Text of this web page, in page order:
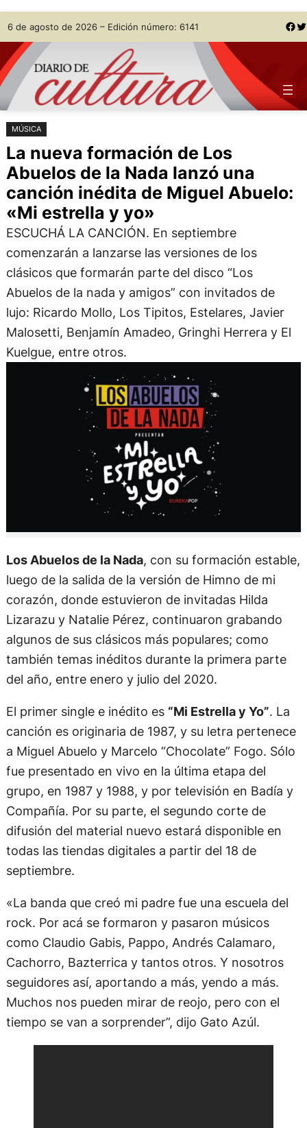
Saltar
al
contenido
Skip
to
content
6 de agosto de 2026 – Edición número: 6141 Facebook Twitter
MÚSICA
La nueva formación de Los
Abuelos de la Nada lanzó una
canción inédita de Miguel Abuelo:
«Mi estrella y yo»
ESCUCHÁ LA CANCIÓN. En septiembre
comenzarán a lanzarse las versiones de los
clásicos que formarán parte del disco “Los
Abuelos de la nada y amigos” con invitados de
lujo: Ricardo Mollo, Los Tipitos, Estelares, Javier
Malosetti, Benjamín Amadeo, Gringhi Herrera y El
Kuelgue, entre otros.
Los Abuelos de la Nada, con su formación estable,
luego de la salida de la versión de Himno de mi
corazón, donde estuvieron de invitadas Hilda
Lizarazu y Natalie Pérez, continuaron grabando
algunos de sus clásicos más populares; como
también temas inéditos durante la primera parte
del año, entre enero y julio del 2020.
El primer single e inédito es “Mi Estrella y Yo”. La
canción es originaria de 1987, y su letra pertenece
a Miguel Abuelo y Marcelo “Chocolate” Fogo. Sólo
fue presentado en vivo en la última etapa del
grupo, en 1987 y 1988, y por televisión en Badía y
Compañía. Por su parte, el segundo corte de
difusión del material nuevo estará disponible en
todas las tiendas digitales a partir del 18 de
septiembre.
«La banda que creó mi padre fue una escuela del
rock. Por acá se formaron y pasaron músicos
como Claudio Gabis, Pappo, Andrés Calamaro,
Cachorro, Bazterrica y tantos otros. Y nosotros
seguidores así, aportando a más, yendo a más.
Muchos nos pueden mirar de reojo, pero con el
tiempo se van a sorprender”, dijo Gato Azúl.